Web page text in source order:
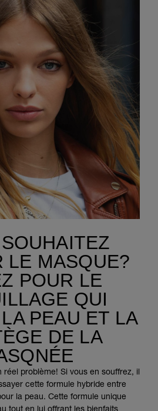
LE MASQUE?
POUR LE
QUI
PEAU ET LA
DE LA
réel problème! Si vous en souffrez, il
cette formule hybride entre
la peau. Cette formule unique
tout en lui offrant les bienfaits